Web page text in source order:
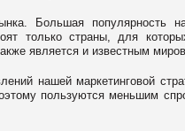
Большая популярность
только страны, для
является и известным
нашей маркетинговой
пользуются меньшим